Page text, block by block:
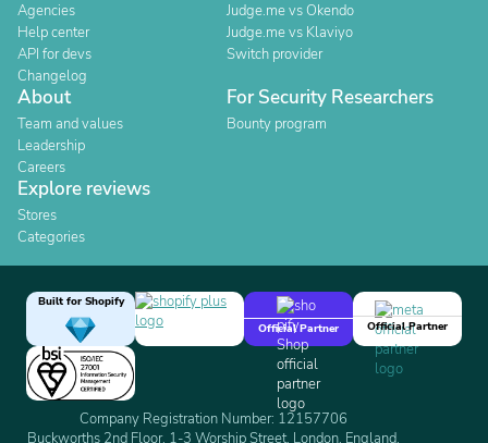
Agencies
Help center
API for devs
Changelog
Judge.me vs Okendo
Judge.me vs Klaviyo
Switch provider
About
Team and values
Leadership
Careers
For Security Researchers
Bounty program
Explore reviews
Stores
Categories
Built for Shopify
Official Partner
Official Partner
Company Registration Number: 12157706
Buckworths 2nd Floor, 1-3 Worship Street, London, England,